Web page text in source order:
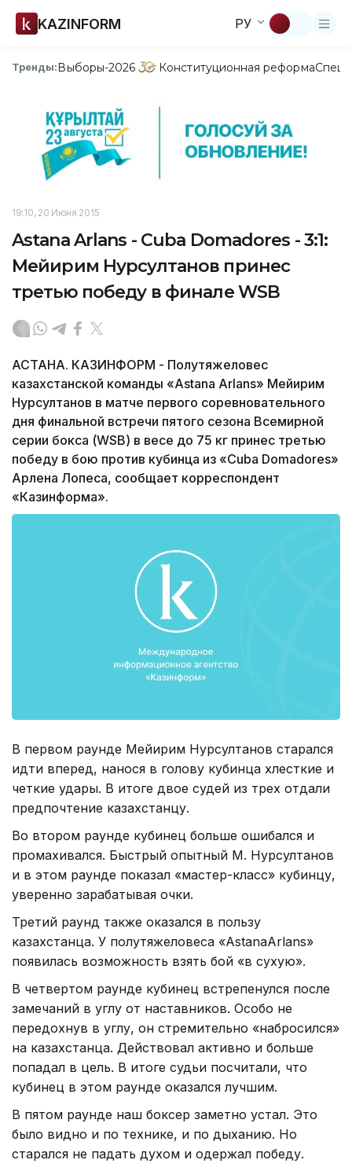
KAZINFORM РУ
Тренды:Выборы-2026 Конституционная реформа
19:10, 20 Июня 2015
Astana Arlans - Cuba Domadores - 3:1:
Мейирим Нурсултанов принес
третью победу в финале WSB
АСТАНА. КАЗИНФОРМ - Полутяжеловес
казахстанской команды «Astana Arlans» Мейирим
Нурсултанов в матче первого соревновательного
дня финальной встречи пятого сезона Всемирной
серии бокса (WSB) в весе до 75 кг принес третью
победу в бою против кубинца из «Cuba Domadores»
Арлена Лопеса, сообщает корреспондент
«Казинформа».
В первом раунде Мейирим Нурсултанов старался
идти вперед, нанося в голову кубинца хлесткие и
четкие удары. В итоге двое судей из трех отдали
предпочтение казахстанцу.
Во втором раунде кубинец больше ошибался и
промахивался. Быстрый опытный М. Нурсултанов
и в этом раунде показал «мастер-класс» кубинцу,
уверенно зарабатывая очки.
Третий раунд также оказался в пользу
казахстанца. У полутяжеловеса «AstanaArlans»
появилась возможность взять бой «в сухую».
В четвертом раунде кубинец встрепенулся после
замечаний в углу от наставников. Особо не
передохнув в углу, он стремительно «набросился»
на казахстанца. Действовал активно и больше
попадал в цель. В итоге судьи посчитали, что
кубинец в этом раунде оказался лучшим.
В пятом раунде наш боксер заметно устал. Это
было видно и по технике, и по дыханию. Но
старался не падать духом и одержал победу.